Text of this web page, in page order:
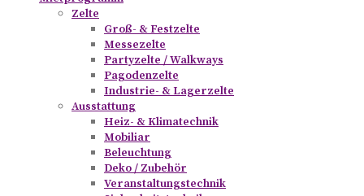
Zelte
Groß- & Festzelte
Messezelte
Partyzelte / Walkways
Pagodenzelte
Industrie- & Lagerzelte
Ausstattung
Heiz- & Klimatechnik
Mobiliar
Beleuchtung
Deko / Zubehör
Veranstaltungstechnik